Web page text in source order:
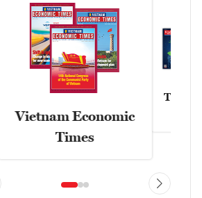
Vietnam Economic
Times
Tạp